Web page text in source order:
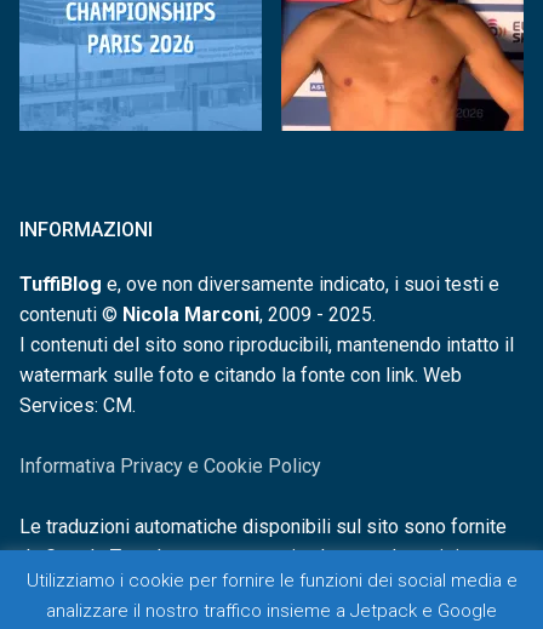
INFORMAZIONI
TuffiBlog e, ove non diversamente indicato, i suoi testi e
contenuti © Nicola Marconi, 2009 - 2025.
I contenuti del sito sono riproducibili, mantenendo intatto il
watermark sulle foto e citando la fonte con link. Web
Services: CM.
Informativa Privacy e Cookie Policy
Le traduzioni automatiche disponibili sul sito sono fornite
da Google Translate e non sono in alcun modo revisionate o
controllate.
Utilizziamo i cookie per fornire le funzioni dei social media e
analizzare il nostro traffico insieme a Jetpack e Google